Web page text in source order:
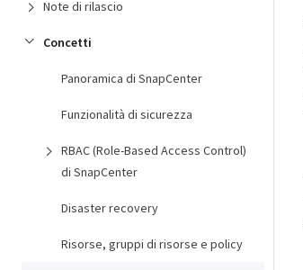
Note di rilascio
Concetti
Panoramica di SnapCenter
Funzionalità di sicurezza
RBAC (Role-Based Access Control)
di SnapCenter
Disaster recovery
Risorse, gruppi di risorse e policy